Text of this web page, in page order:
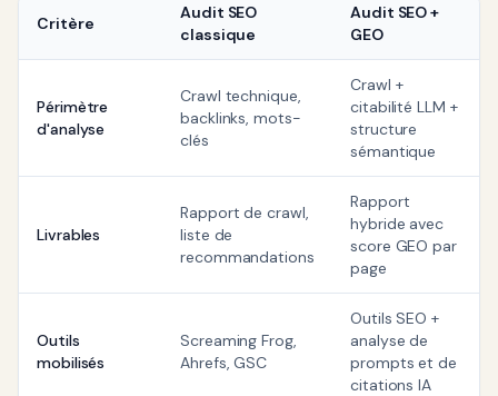
Critère
Audit SEO
classique
Audit SEO +
GEO
Périmètre
d'analyse
Crawl technique,
backlinks, mots-
clés
Crawl +
citabilité LLM +
structure
sémantique
Livrables
Rapport de crawl,
liste de
recommandations
Rapport
hybride avec
score GEO par
page
Outils
mobilisés
Screaming Frog,
Ahrefs, GSC
Outils SEO +
analyse de
prompts et de
citations IA